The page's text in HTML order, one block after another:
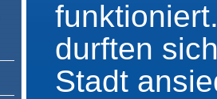
durften
Stadt